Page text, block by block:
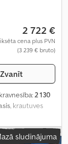
2 722 €
cena plus PVN
(3 239 € bruto)
Zvanīt
2 130
, krautuves
4 490
, piekabes
sludinājuma